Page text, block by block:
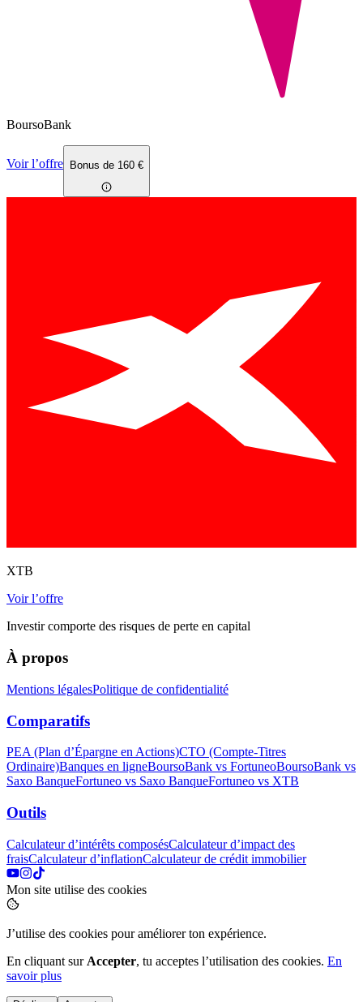
BoursoBank
Voir l’offre Bonus de 160 €
XTB
Voir l’offre
Investir comporte des risques de perte en capital
À propos
Mentions légalesPolitique de confidentialité
Comparatifs
PEA (Plan d’Épargne en Actions)CTO (Compte‑Titres
Ordinaire)Banques en ligneBoursoBank vs FortuneoBoursoBank vs
Saxo BanqueFortuneo vs Saxo BanqueFortuneo vs XTB
Outils
Calculateur d’intérêts composésCalculateur d’impact des
fraisCalculateur d’inflationCalculateur de crédit immobilier
Mon site utilise des cookies
J’utilise des cookies pour améliorer ton expérience.
En cliquant sur Accepter, tu acceptes l’utilisation des cookies. En
savoir plus